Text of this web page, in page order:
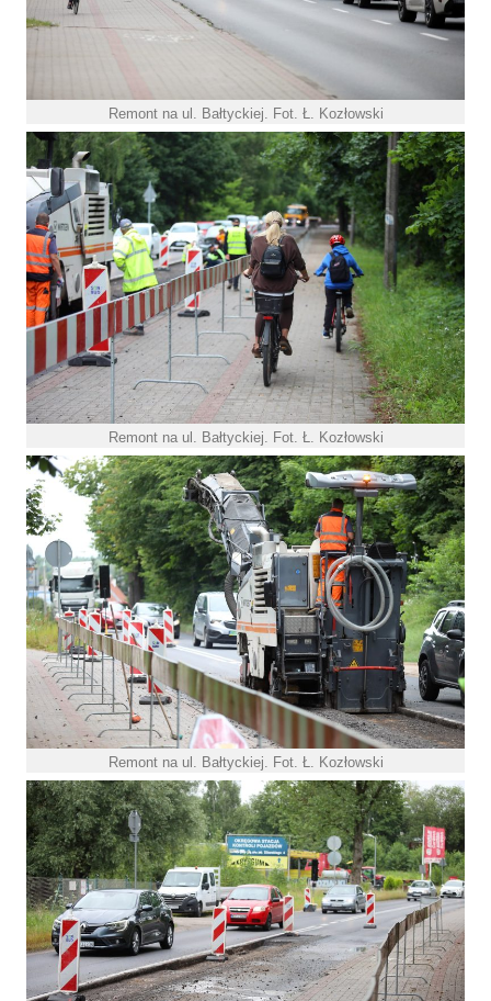
Remont na ul. Bałtyckiej. Fot. Ł. Kozłowski
Remont na ul. Bałtyckiej. Fot. Ł. Kozłowski
Remont na ul. Bałtyckiej. Fot. Ł. Kozłowski